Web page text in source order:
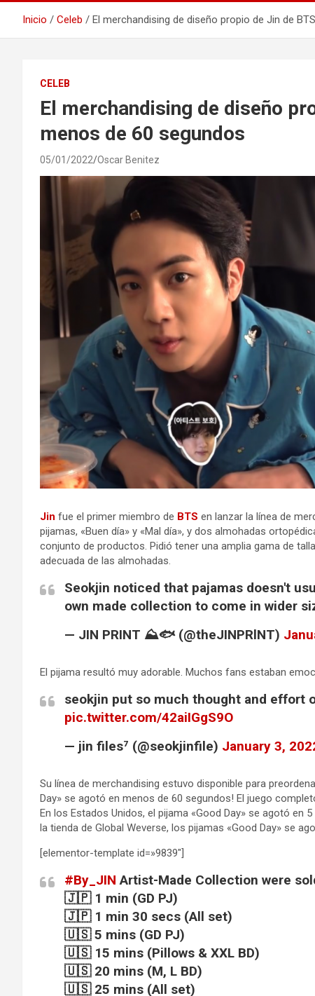
Inicio Celeb El merchandising de diseño propio de Jin de
CELEB
El merchandising de diseño
menos de 60 segundos
05/01/2022 Oscar Benitez
Jin fue el primer miembro de BTS en lanzar la línea de
pijamas, «Buen día» y «Mal día», y dos almohadas
conjunto de productos. Pidió tener una amplia gama de
adecuada de las almohadas.
Seokjin noticed that pajamas doesn't
own made collection to come in wider
— JIN PRINT ⛰️🐟 (@theJINPRlNT)
El pijama resultó muy adorable. Muchos fans estaban
seokjin put so much thought and effort
pic.twitter.com/42aiIGgS9O
— jin files⁷ (@seokjinfile) January 3,
Su línea de merchandising estuvo disponible para
Day» se agotó en menos de 60 segundos! El juego
En los Estados Unidos, el pijama «Good Day» se agotó
la tienda de Global Weverse, los pijamas «Good Day» se
[elementor-template id=»9839″]
#By_JIN Artist-Made Collection were
🇯🇵 1 min (GD PJ)
🇯🇵 1 min 30 secs (All set)
🇺🇸 5 mins (GD PJ)
🇺🇸 15 mins (Pillows & XXL BD)
🇺🇸 20 mins (M, L BD)
🇺🇸 25 mins (All set)